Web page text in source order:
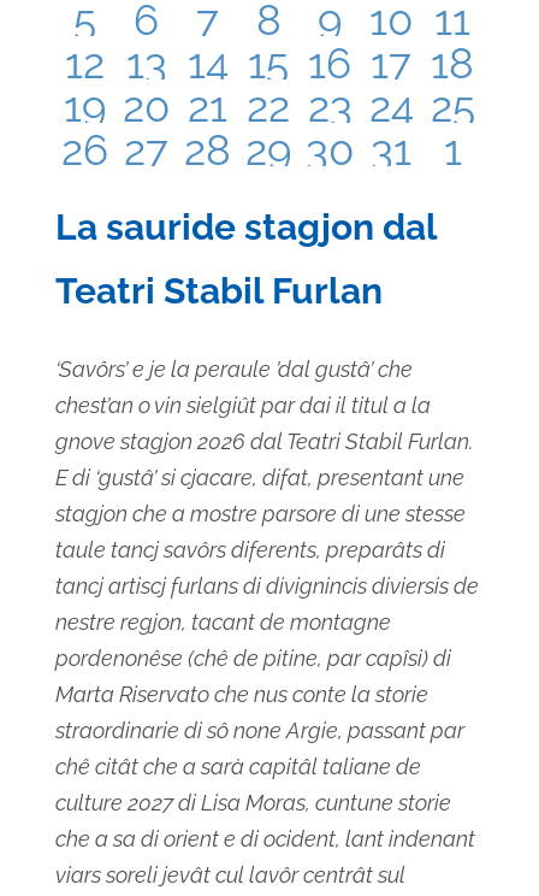
0
eventi,
0
eventi,
0
eventi,
0
eventi,
0
eventi,
0
eventi,
0
has
0
eventi,
5
has
0
eventi,
6
has
0
eventi,
7
has
0
eventi,
8
has
0
eventi,
9
has
0
eventi,
10 has
0
11
has
0
eventi,
12 has
0
eventi,
13 has
1
evento,
14 has
0
eventi,
15 has
0
eventi,
16 has
0
eventi,
17 has
0
18
has
0
eventi,
19 has
0
eventi,
20 has
0
eventi,
21 has
0
eventi,
22 has
0
eventi,
23 has
0
eventi,
24 has
0
25
has
0
eventi,
26 has
eventi,
27 has
0
eventi,
28 has
0
eventi,
29 has
0
eventi,
30 has
eventi,
31
has
1
La sauride stagjon dal
Teatri Stabil Furlan
‘Savôrs’ e je la peraule ’dal gustâ’ che
chest’an o vin sielgiût par dai il titul a la
gnove stagjon 2026 dal Teatri Stabil Furlan.
E di ‘gustâ’ si cjacare, difat, presentant une
stagjon che a mostre parsore di une stesse
taule tancj savôrs diferents, preparâts di
tancj artiscj furlans di divignincis diviersis de
nestre regjon, tacant de montagne
pordenonêse (chê de pitine, par capîsi) di
Marta Riservato che nus conte la storie
straordinarie di sô none Argie, passant par
chê citât che a sarà capitâl taliane de
culture 2027 di Lisa Moras, cuntune storie
che a sa di orient e di ocident, lant indenant
viars soreli jevât cul lavôr centrât sul